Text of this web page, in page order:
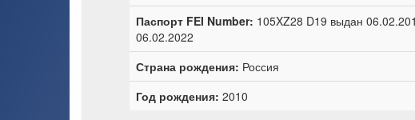
Паспорт FEI Number: 105XZ28 D19 выдан
06.02.2022
Страна рождения: Россия
Год рождения: 2010